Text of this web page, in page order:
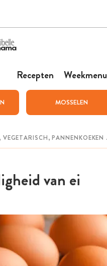
Recepten Weekmenu
MOSSELEN
van ei